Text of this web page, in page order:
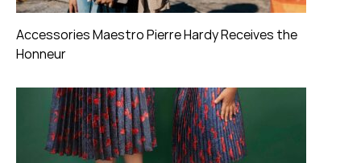
Accessories Maestro Pierre Hardy Receives the
Honneur